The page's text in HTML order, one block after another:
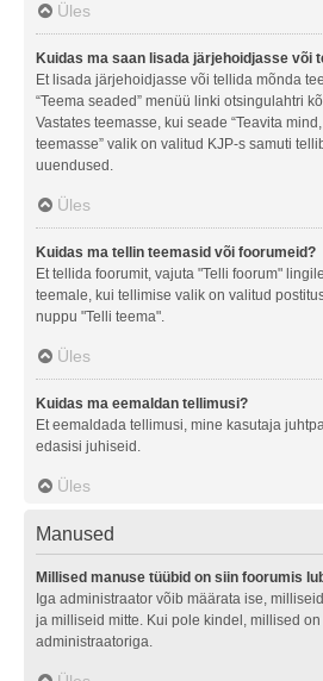
Üles
Kuidas ma saan lisada järjehoidjasse või
Et lisada järjehoidjasse või tellida mõnda
“Teema seaded” menüü linki otsingulahtri
Vastates teemasse, kui seade “Teavita
teemasse” valik on valitud KJP-s samuti
uuendused.
Üles
Kuidas ma tellin teemasid või foorumeid?
Et tellida foorumit, vajuta "Telli foorum"
teemale, kui tellimise valik on valitud
nuppu "Telli teema".
Üles
Kuidas ma eemaldan tellimusi?
Et eemaldada tellimusi, mine kasutaja
edasisi juhiseid.
Üles
Manused
Millised manuse tüübid on siin foorumis
Iga administraator võib määrata ise,
ja milliseid mitte. Kui pole kindel, millised
administraatoriga.